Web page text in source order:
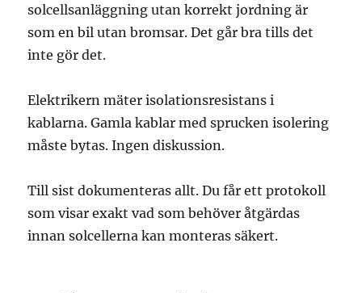
solcellsanläggning utan korrekt jordning är
som en bil utan bromsar. Det går bra tills det
inte gör det.
Elektrikern mäter isolationsresistans i
kablarna. Gamla kablar med sprucken isolering
måste bytas. Ingen diskussion.
Till sist dokumenteras allt. Du får ett protokoll
som visar exakt vad som behöver åtgärdas
innan solcellerna kan monteras säkert.